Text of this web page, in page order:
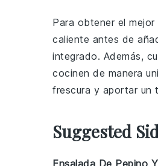
Para obtener el
caliente antes de
integrado. Además,
cocinen de manera
frescura y aportar un
Suggested
Ensalada De Pepino